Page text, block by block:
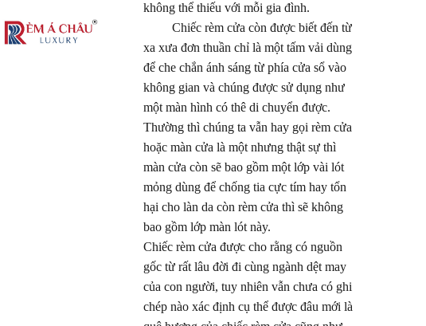
không thể thiếu với mỗi gia đình.
Chiếc rèm cửa còn được biết đến từ
xa xưa đơn thuần chỉ là một tấm vải dùng
để che chắn ánh sáng từ phía cửa sổ vào
không gian và chúng được sử dụng như
một màn hình có thê di chuyển được.
Thường thì chúng ta vẫn hay gọi rèm cửa
hoặc màn cửa là một nhưng thật sự thì
màn cửa còn sẽ bao gồm một lớp vài lót
mỏng dùng để chống tia cực tím hay tổn
hại cho làn da còn rèm cửa thì sẽ không
bao gồm lớp màn lót này.
Chiếc rèm cửa được cho rằng có nguồn
gốc từ rất lâu đời đi cùng ngành dệt may
của con người, tuy nhiên vẫn chưa có ghi
chép nào xác định cụ thể được đâu mới là